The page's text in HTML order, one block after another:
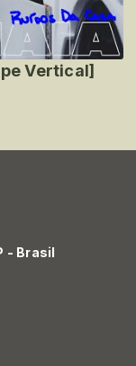
Vertical]
- Brasil